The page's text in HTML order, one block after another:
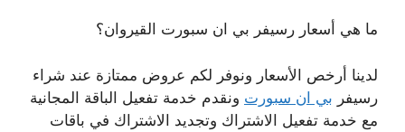
ما هي أسعار رسيفر بي ان سبورت القيروان؟
لدينا أرخص الأسعار ونوفر لكم عروض ممتازة عند شراء
رسيفر بي ان سبورت ونقدم خدمة تفعيل الباقة المجانية
مع خدمة تفعيل الاشتراك وتجديد الاشتراك في باقات